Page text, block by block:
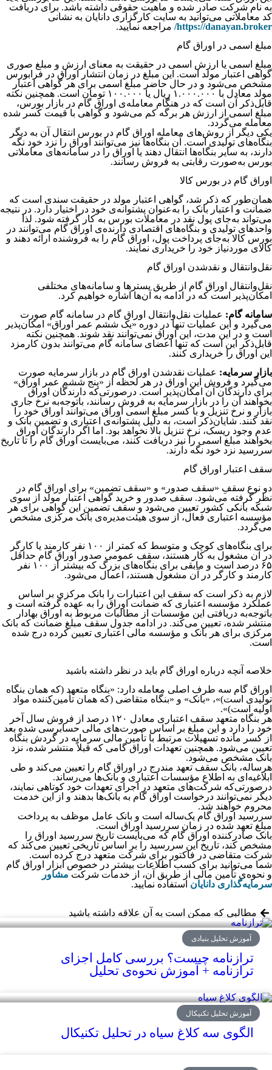
به نام شرکت صادر شده و ماهیت حقوقی داشته باشد. برای دریافت
کد معاملاتی می‌‌‌‌‌‌‌‌‌‌‌‌‌‌‌‌‌‌‌‌‌‌‌‌‌‌‌‌‌‌‌‌‌‌‌‌‌‌‌‌‌‌‌‌‌‌‌‌‌‌‌‌‌‌‌‌‌‌‌‌‌‌‌‌‌‌‌توانید به سایت کارگزاری دانایان به نشانی
https://danayan.broker/ مراجعه نمایید.
مبلغ اسمی در اوراق گام
مبلغ اسمی یا ارزش اسمی در حقیقت به معنای ارزش و مبلغ صوری
گواهی اعتبار مولد است. این مبلغ در زمان انتشار اوراق در فرابورس
مشخص می‌شود و در حال حاضر مبلغ اسمی برای هر گواهی اعتبار
مولد معادل با ۱.۰۰۰.۰۰۰ ریال یا ۱۰۰.۰۰۰ تومان است. همچنین نکته
قابل‌ذکر آن است که در هنگام معامله‌ی اوراق گام در بازار بورس،
مبلغ اسمی از ارزش هر برگه کم می‌شود و گواهی با قیمت کسر شده
معامله می‌گردد.
یکی دیگر از روش‌های معامله اوراق گام در بورس انتقال آن به دیگر
بنگاه‌های تولیدی است. آن بنگاه‌ها نیز می‌توانند اوراق را نزد خود نگه
دارند، به سایر بنگاه‌ها انتقال دهند یا اوراق را در سامانه‌های معاملاتی
بورس به‌صورت رقابتی به فروش رسانند.
اوراق گام در بورس کالا
همان‌طور که ذکر شد، گواهی اعتبار مولد در حقیقت سندی است که
ضمانت و اعتبار بانک را به‌عنوان پشتوانه‌ی خود در اختیار دارد. در نتیجه
می‌تواند به‌جای پول نقد در معاملات بورس به کار گرفته شود. لذا
واحد‌های تولیدی و بنگاه‌های اقتصادی دارنده‌ی اوراق گام می‌توانند در
بورس کالا به‌جای پرداخت پول، اوراق گام را به فروشنده ارائه دهند و
کالای موردنیاز خود را خریداری نمایند.
نقل‌و‌انتقال و نقدشدن اوراق گام
نقل‌وانتقال اوراق گام از طریق بسترها و سامانه‌‌‌‌‌‌‌‌‌‌‌‌‌‌‌‌‌‌‌‌‌‌‌‌‌‌‌‌‌‌‌‌‌‌‌‌‌‌‌‌‌‌‌‌‌‌‌‌‌‌‌‌‌‌‌‌‌‌‌‌‌‌‌‌‌‌‌های مختلفی
امکان‌‌‌‌‌‌‌‌‌‌‌‌‌‌‌‌‌‌‌‌‌‌‌‌‌‌‌‌‌‌‌‌‌‌‌‌‌‌‌‌‌‌‌‌‌‌‌‌‌‌‌‌‌‌‌‌‌‌‌‌‌‌‌‌‌‌‌پذیر است که در ادامه به آن‌‌‌‌‌‌‌‌‌‌‌‌‌‌‌‌‌‌‌‌‌‌‌‌‌‌‌‌‌‌‌‌‌‌‌‌‌‌‌‌‌‌‌‌‌‌‌‌‌‌‌‌‌‌‌‌‌‌‌‌‌‌‌‌‌‌‌ها اشاره خواهیم کرد.
سامانه گام: عملیات نقل‌وانتقال اوراق گام در سامانه گام صورت
می‌گیرد و این عملیات تنها در دوره «یک ششم عمر اوراق» امکان‌پذیر
است و در این مدت، این اوراق نمی‌توانند نقد شوند. همچنین نکته
قابل‌ذکر این است که تنها اعضای سامانه گام می‌توانند بدون کارمزد
این اوراق را خریداری کنند.
بازار سرمایه: عملیات نقدشدن اوراق گام در بازار سرمایه صورت
می‌گیرد و فروش این اوراق در هر لحظه از «پنج ششم عمر اوراق»
برای دارندگان آن امکان‌پذیر است. درصورتی‌که دارندگان اوراق
بخواهند آن را در بازار سرمایه به فروش رسانند، باتوجه‌به نرخ جاری
بازار و نرخ تنزیل و با کسر مبلغ اسمی اوراق می‌توانند اوراق خود را
نقد کنند. شایان‌ذکر است، به دلیل پشتوانه‌‌‌‌‌‌‌‌‌‌‌‌‌‌‌‌‌‌‌‌‌‌‌‌‌‌‌‌‌‌‌‌‌‌‌‌‌‌‌‌‌‌‌‌‌‌‌‌‌‌‌‌‌‌‌‌‌‌‌‌‌‌‌‌‌‌‌ی اعتباری و تضمین بانک و
عدم وجود ریسک، نرخ تنزیل بالا نخواهد بود. اما اگر دارندگان اوراق
بخواهند مبلغ اسمی را نیز دریافت کنند، می‌بایست اوراق گام را تا تاریخ
سررسید نزد خود نگه دارند.
سقف اعتبار اوراق گام
دو نوع سقفِ «سقف صدور» و «سقف تضمین» برای اوراق گام در
نظر گرفته می‌شود. سقف صدور و خرید گواهی اعتبار مولد از سوی
شبکه بانکی کشور تعیین می‌شود و سقف تضمین این گواهی برای هر
مؤسسه اعتباری فعال، از سوی هیئت‌مدیره‌ی بانک مرکزی مشخص
می‌گردد.
برای بنگاه‌های کوچک و متوسط که کمتر از ۱۰۰ نفر کارمند یا کارگر
در آن مشغول به کار هستند، سقف عمومی صدور اوراق گام حداقل
۶۵ درصد است و مابقی برای بنگاه‌های بزرگ که بیشتر از ۱۰۰ نفر
کارمند و کارگر در آن مشغول هستند، اعمال می‌شود.
لازم به ذکر است که سقف این اعتبارات را بانک مرکزی بر اساس
عملکرد مؤسسه اعتباری که ضمانت اوراق را به عهده گرفته است و
باتوجه‌به دریافتی این مؤسسات از مطالبات مربوط به اوراق بهادار
منتشر شده، تعیین می‌کند. در ادامه جدول سقف مبلغ ضمانت که بانک
مرکزی برای هر بانک و مؤسسه مالی اعتباری تعیین کرده درج شده
است.
خلاصه آنچه درباره اوراق گام باید در نظر داشته باشید
اوراق گام سه طرف اصلی معامله دارد: «بنگاه متعهد (که همان بنگاه
تولیدی است)»، «بانک» و «بنگاه متقاضی (که همان تأمین‌کننده مواد
اولیه است)».
هر بنگاه متعهد سقف اعتباری معادل ۱۲۰ درصد از فروش سال آخر
خود را دارد و این مبلغ بر اساس صورت‌های مالی حسابرسی شده بعد
از کسر مانده تسهیلات مرتبط با تأمین مالی سرمایه در گردش بنگاه
تعیین می‌شود. همچنین تعهدات اوراق گامی که قبلاً منتشر شده، نزد
بانک مشخص می‌شود.
هرساله، بانک سقف تعهد مندرج در اوراق گام را تعیین می‌کند و طی
ابلاغیه‌ای به اطلاع مؤسسات اعتباری و بانک‌ها می‌رساند.
درصورتی‌که شرکت‌های متعهد در اجرای تعهدات خود کوتاهی نمایند،
دیگر نمی‌توانند درخواست اوراق گام به بانک‌ها بدهند و از این خدمت
محروم خواهند شد.
سررسید اوراق گام یک‌ساله است و بانک عامل موظف به پرداخت
مبلغ تعهد شده در زمان سررسید اوراق است.
بانک صادرکننده اوراق گام که می‌بایست تاریخ سررسید اوراق را
مشخص کند، تاریخ این سررسید را بر اساس تاریخی تعیین می‌کند که
شرکت متقاضی در فاکتور برای شرکت متعهد درج کرده است.
شما می‌‌‌‌‌‌‌‌‌‌‌‌‌‌‌‌‌‌‌‌‌‌‌‌‌‌‌‌‌‌‌‌‌‌‌‌‌‌‌‌‌‌‌‌‌‌‌‌‌‌‌‌‌‌‌‌‌‌‌‌‌‌‌‌‌‌‌‌توانید برای کسب اطلاعات بیشتر در خصوص ابزار اوراق گام
و نحوه‌‌‌‌‌‌‌‌‌‌‌‌‌‌‌‌‌‌‌‌‌‌‌‌‌‌‌‌‌‌‌‌‌‌‌‌‌‌‌‌‌‌‌‌‌‌‌‌‌‌‌‌‌‌‌‌‌‌‌‌‌‌‌‌‌‌‌‌ی تأمین مالی از طریق آن، از خدمات شرکت مشاور
سرمایه‌‌‌‌‌‌‌‌‌‌‌‌‌‌‌‌‌‌‌‌‌‌‌‌‌‌‌‌‌‌‌‌‌‌‌‌‌‌‌‌‌‌‌‌‌‌‌‌‌‌‌‌‌‌‌‌‌‌‌‌‌‌‌‌‌‌‌‌گذاری دانایان استفاده نمایید.
مطالبی که ممکن است به آن علاقه داشته باشید
آموزش تحلیل بنیادی
ترازنامه چیست؟ بررسی کامل اجزای
ترازنامه + آموزش نحوه‌ی تحلیل
آموزش تحلیل تکنیکال
الگوی سه کلاغ سیاه در تحلیل تکنیکال